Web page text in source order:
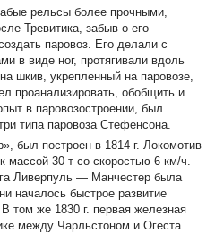
рельсы более прочными,
Тревитика, забыв о его
паровоз. Его делали с
в виде ног, протягивали вдоль
шкив, укрепленный на паровозе,
проанализировать, обобщить и
в паровозостроении, был
типа паровоза Стефенсона.
был построен в 1814 г. Локомотив
массой 30 т со скоростью 6 км/ч.
Ливерпуль — Манчестер была
началось быстрое развитие
том же 1830 г. первая железная
между Чарльстоном и Огеста